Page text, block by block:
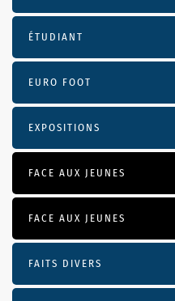
ÉTUDIANT
EURO FOOT
EXPOSITIONS
FACE AUX JEUNES
FACE AUX JEUNES
FAITS DIVERS